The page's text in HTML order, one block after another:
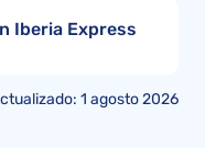
Iberia Express
1 agosto 2026